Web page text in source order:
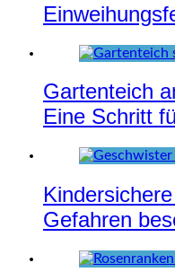
Gartenteich
Eine Schritt
Gefahren